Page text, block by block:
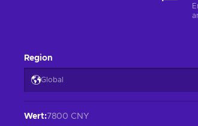
Region
Global
Wert:7800 CNY